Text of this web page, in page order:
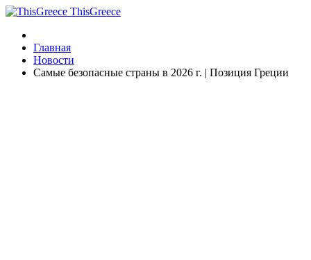
ThisGreece
Главная
Новости
Самые безопасные страны в 2026 г. | Позиция Греции